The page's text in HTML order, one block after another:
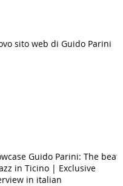
sito web di Guido Parini
Guido Parini: The beat
in Ticino | Exclusive
in italian